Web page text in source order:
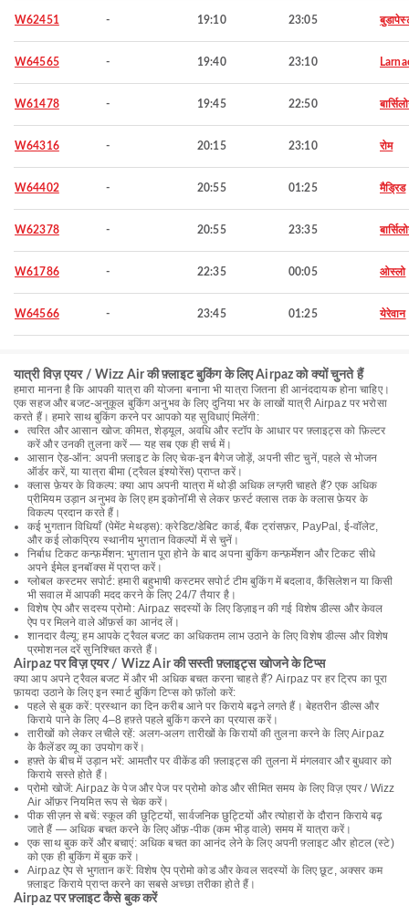
W62451 - 19:10 23:05
W64565 - 19:40 23:10
W61478 - 19:45 22:50
W64316 - 20:15 23:10 रोम
W64402 - 20:55 01:25 मैड्रिड
W62378 - 20:55 23:35
W61786 - 22:35 00:05 ओस्लो
W64566 - 23:45 01:25 येरेवान
यात्री विज़ एयर / Wizz Air की फ़्लाइट बुकिंग के लिए Airpaz को क्यों चुनते हैं
हमारा मानना है कि आपकी यात्रा की योजना बनाना भी यात्रा जितना ही आनंददायक होना चाहिए।
एक सहज और बजट-अनुकूल बुकिंग अनुभव के लिए दुनिया भर के लाखों यात्री Airpaz पर भरोसा
करते हैं। हमारे साथ बुकिंग करने पर आपको यह सुविधाएं मिलेंगी:
त्वरित और आसान खोज: कीमत, शेड्यूल, अवधि और स्टॉप के आधार पर फ़्लाइट्स को फ़िल्टर
करें और उनकी तुलना करें — यह सब एक ही सर्च में।
आसान ऐड-ऑन: अपनी फ़्लाइट के लिए चेक-इन बैगेज जोड़ें, अपनी सीट चुनें, पहले से भोजन
ऑर्डर करें, या यात्रा बीमा (ट्रैवल इंश्योरेंस) प्राप्त करें।
क्लास फ़ेयर के विकल्प: क्या आप अपनी यात्रा में थोड़ी अधिक लग्ज़री चाहते हैं? एक अधिक
प्रीमियम उड़ान अनुभव के लिए हम इकोनॉमी से लेकर फ़र्स्ट क्लास तक के क्लास फ़ेयर के
विकल्प प्रदान करते हैं।
कई भुगतान विधियाँ (पेमेंट मेथड्स): क्रेडिट/डेबिट कार्ड, बैंक ट्रांसफ़र, PayPal, ई-वॉलेट,
और कई लोकप्रिय स्थानीय भुगतान विकल्पों में से चुनें।
निर्बाध टिकट कन्फ़र्मेशन: भुगतान पूरा होने के बाद अपना बुकिंग कन्फ़र्मेशन और टिकट सीधे
अपने ईमेल इनबॉक्स में प्राप्त करें।
ग्लोबल कस्टमर सपोर्ट: हमारी बहुभाषी कस्टमर सपोर्ट टीम बुकिंग में बदलाव, कैंसिलेशन या किसी
भी सवाल में आपकी मदद करने के लिए 24/7 तैयार है।
विशेष ऐप और सदस्य प्रोमो: Airpaz सदस्यों के लिए डिज़ाइन की गई विशेष डील्स और केवल
ऐप पर मिलने वाले ऑफ़र्स का आनंद लें।
शानदार वैल्यू: हम आपके ट्रैवल बजट का अधिकतम लाभ उठाने के लिए विशेष डील्स और विशेष
प्रमोशनल दरें सुनिश्चित करते हैं।
Airpaz पर विज़ एयर / Wizz Air की सस्ती फ़्लाइट्स खोजने के टिप्स
क्या आप अपने ट्रैवल बजट में और भी अधिक बचत करना चाहते हैं? Airpaz पर हर ट्रिप का पूरा
फ़ायदा उठाने के लिए इन स्मार्ट बुकिंग टिप्स को फ़ॉलो करें:
पहले से बुक करें: प्रस्थान का दिन करीब आने पर किराये बढ़ने लगते हैं। बेहतरीन डील्स और
किराये पाने के लिए 4–8 हफ़्ते पहले बुकिंग करने का प्रयास करें।
तारीखों को लेकर लचीले रहें: अलग-अलग तारीखों के किरायों की तुलना करने के लिए Airpaz
के कैलेंडर व्यू का उपयोग करें।
हफ़्ते के बीच में उड़ान भरें: आमतौर पर वीकेंड की फ़्लाइट्स की तुलना में मंगलवार और बुधवार को
किराये सस्ते होते हैं।
प्रोमो खोजें: Airpaz के पेज और पेज पर प्रोमो कोड और सीमित समय के लिए विज़ एयर / Wizz
Air ऑफ़र नियमित रूप से चेक करें।
पीक सीज़न से बचें: स्कूल की छुट्टियों, सार्वजनिक छुट्टियों और त्योहारों के दौरान किराये बढ़
जाते हैं — अधिक बचत करने के लिए ऑफ़-पीक (कम भीड़ वाले) समय में यात्रा करें।
एक साथ बुक करें और बचाएं: अधिक बचत का आनंद लेने के लिए अपनी फ़्लाइट और होटल (स्टे)
को एक ही बुकिंग में बुक करें।
Airpaz ऐप से भुगतान करें: विशेष ऐप प्रोमो कोड और केवल सदस्यों के लिए छूट, अक्सर कम
फ़्लाइट किराये प्राप्त करने का सबसे अच्छा तरीका होते हैं।
Airpaz पर फ़्लाइट कैसे बुक करें